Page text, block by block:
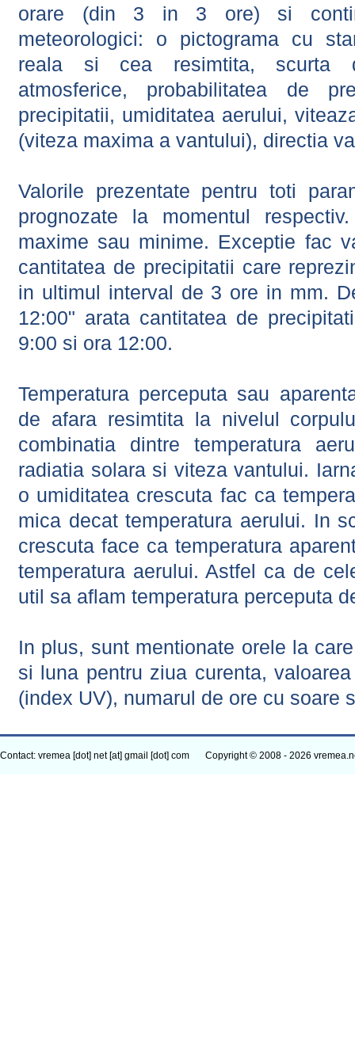
orare (din 3 in 3 ore) si
meteorologici: o pictograma cu
reala si cea resimtita, scurta
atmosferice, probabilitatea de
precipitatii, umiditatea aerului,
(viteza maxima a vantului), directia
Valorile prezentate pentru toti
prognozate la momentul
maxime sau minime. Exceptie fac
cantitatea de precipitatii care
in ultimul interval de 3 ore in mm.
12:00" arata cantitatea de
9:00 si ora 12:00.
Temperatura perceputa sau
de afara resimtita la nivelul
combinatia dintre temperatura
radiatia solara si viteza vantului.
o umiditatea crescuta fac ca
mica decat temperatura aerului. In
crescuta face ca temperatura
temperatura aerului. Astfel ca de
util sa aflam temperatura perceputa
In plus, sunt mentionate orele la
si luna pentru ziua curenta,
(index UV), numarul de ore cu soare
Contact: vremea [dot] net [at] gmail [dot] com Copyright © 2008 - 2026